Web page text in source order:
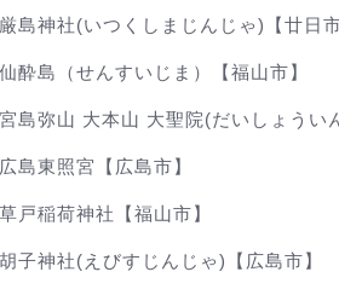
島神社(いつくしまじんじゃ)【廿日市
酔島（せんすいじま）【福山市】
島弥山 大本山 大聖院(だいしょうい
島東照宮【広島市】
戸稲荷神社【福山市】
子神社(えびすじんじゃ)【広島市】